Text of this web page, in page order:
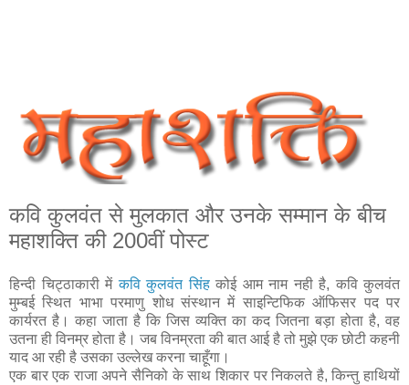
कवि कुलवंत से मुलकात और उनके सम्‍मान के बीच
महाशक्ति की 200वीं पोस्‍ट
हिन्‍दी चिट्ठाकारी मेंकवि कुलवंत सिंहकोई आम नाम नही है, कवि कुलवंत
मुम्‍बई स्थित भाभा परमाणु शोध संस्‍थान में साइन्टिफिक ऑफिसर पद पर
कार्यरत है। कहा जाता है कि जिस व्‍यक्ति का कद जितना बड़ा होता है, वह
उतना ही विनम्र होता है। जब विनम्रता की बात आई है तो मुझे एक छोटी कहनी
याद आ रही है उसका उल्‍लेख करना चाहूँगा।
एक बार एक राजा अपने सैनिको के साथ शिकार पर निकलते है, किन्‍तु हाथियों